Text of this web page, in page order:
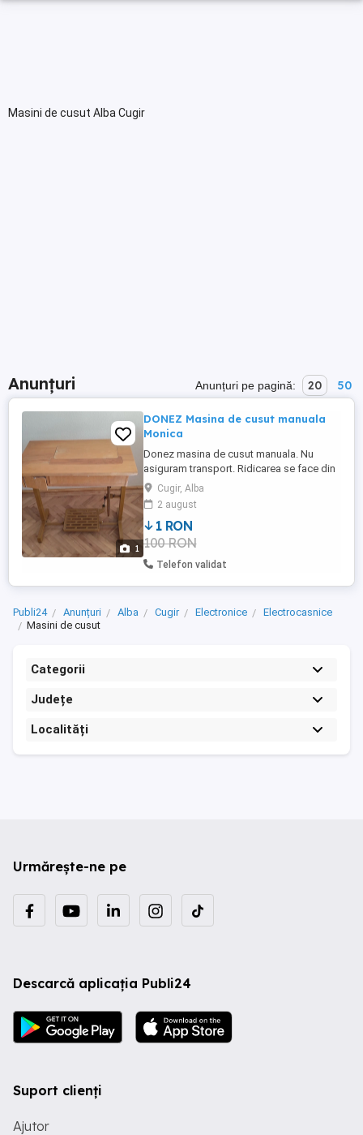
Masini de cusut Alba Cugir
Anunțuri Anunțuri pe pagină: 20 50
1
DONEZ Masina de cusut manuala
Monica
Donez masina de cusut manuala. Nu
asiguram transport. Ridicarea se face din
Cugir.Cugir, Alba
2 august
1 RON
100 RON
Telefon validat
Publi24 Anunțuri Alba Cugir Electronice
Electrocasnice
Masini de cusut
Categorii
Județe
Localități
Urmărește-ne pe
Descarcă aplicația Publi24
Suport clienți
Ajutor